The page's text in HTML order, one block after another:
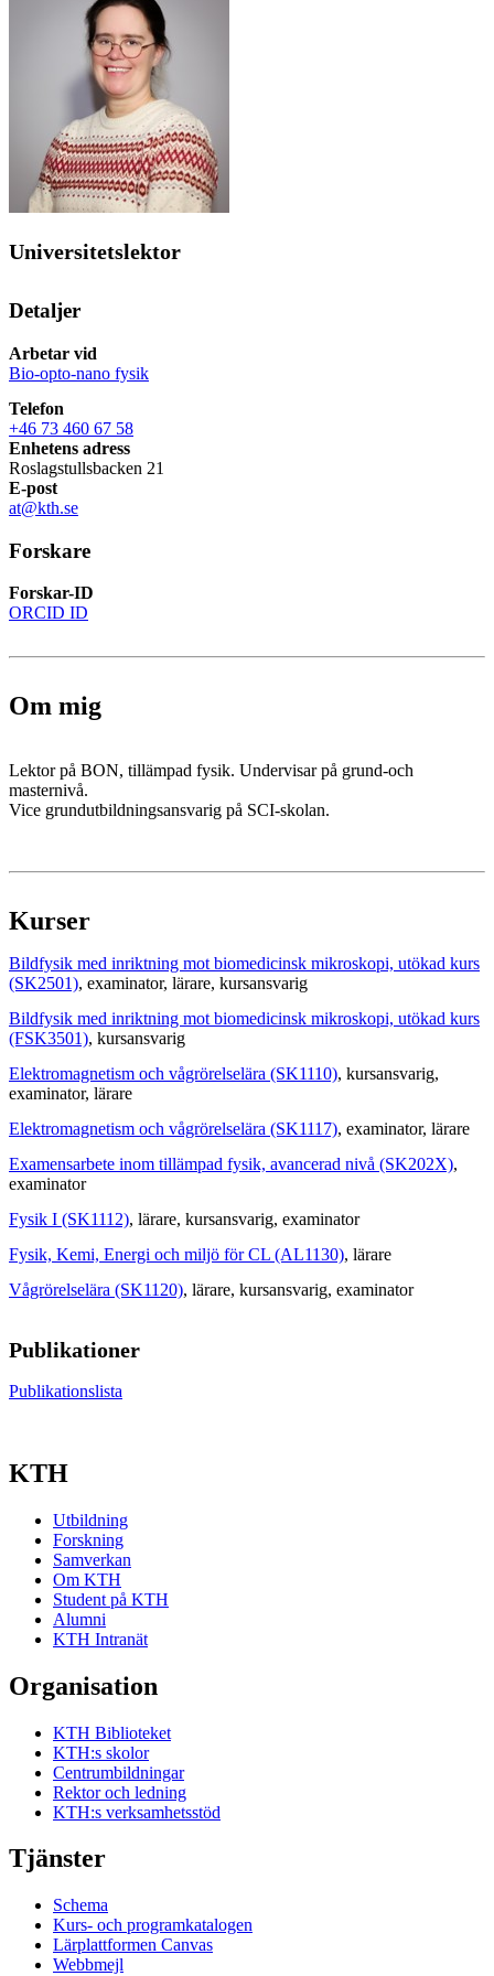
Universitetslektor
Detaljer
Arbetar vid
Bio-opto-nano fysik
Telefon
+46 73 460 67 58
Enhetens adress
Roslagstullsbacken 21
E-post
at@kth.se
Forskare
Forskar-ID
ORCID ID
Om mig
Lektor på BON, tillämpad fysik. Undervisar på grund-och
masternivå.
Vice grundutbildningsansvarig på SCI-skolan.
Kurser
Bildfysik med inriktning mot biomedicinsk mikroskopi, utökad kurs
(SK2501), examinator, lärare, kursansvarig
Bildfysik med inriktning mot biomedicinsk mikroskopi, utökad kurs
(FSK3501), kursansvarig
Elektromagnetism och vågrörelselära (SK1110), kursansvarig,
examinator, lärare
Elektromagnetism och vågrörelselära (SK1117), examinator, lärare
Examensarbete inom tillämpad fysik, avancerad nivå (SK202X),
examinator
Fysik I (SK1112), lärare, kursansvarig, examinator
Fysik, Kemi, Energi och miljö för CL (AL1130), lärare
Vågrörelselära (SK1120), lärare, kursansvarig, examinator
Publikationer
Publikationslista
KTH
Utbildning
Forskning
Samverkan
Om KTH
Student på KTH
Alumni
KTH Intranät
Organisation
KTH Biblioteket
KTH:s skolor
Centrumbildningar
Rektor och ledning
KTH:s verksamhetsstöd
Tjänster
Schema
Kurs- och programkatalogen
Lärplattformen Canvas
Webbmejl